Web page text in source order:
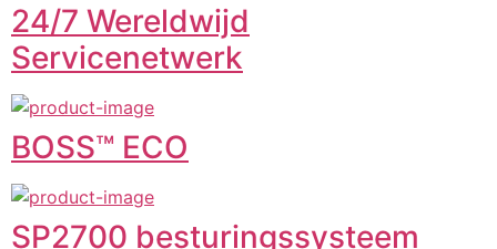
24/7 Wereldwijd
Servicenetwerk
BOSS™ ECO
SP2700 besturingssysteem